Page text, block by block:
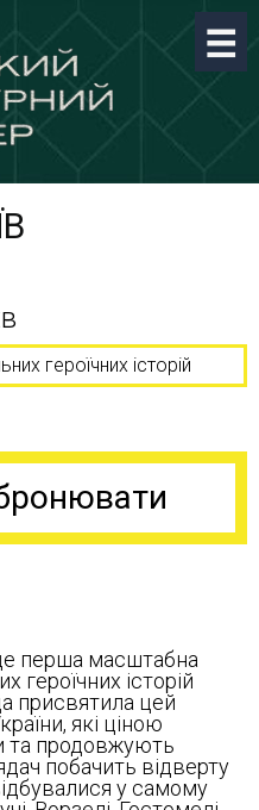
героїчних історій
перша масштабна
героїчних історій
присвятила цей
які ціною
та продовжують
побачить відверту
у самому